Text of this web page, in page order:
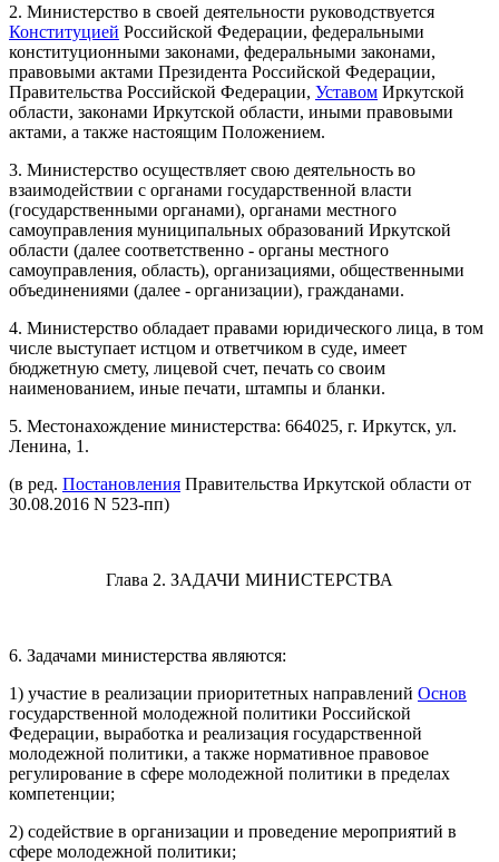
2. Министерство в своей деятельности руководствуется
Конституцией Российской Федерации, федеральными
конституционными законами, федеральными законами,
правовыми актами Президента Российской Федерации,
Правительства Российской Федерации, Уставом Иркутской
области, законами Иркутской области, иными правовыми
актами, а также настоящим Положением.
3. Министерство осуществляет свою деятельность во
взаимодействии с органами государственной власти
(государственными органами), органами местного
самоуправления муниципальных образований Иркутской
области (далее соответственно - органы местного
самоуправления, область), организациями, общественными
объединениями (далее - организации), гражданами.
4. Министерство обладает правами юридического лица, в том
числе выступает истцом и ответчиком в суде, имеет
бюджетную смету, лицевой счет, печать со своим
наименованием, иные печати, штампы и бланки.
5. Местонахождение министерства: 664025, г. Иркутск, ул.
Ленина, 1.
(в ред. Постановления Правительства Иркутской области от
30.08.2016 N 523-пп)
Глава 2. ЗАДАЧИ МИНИСТЕРСТВА
6. Задачами министерства являются:
1) участие в реализации приоритетных направлений Основ
государственной молодежной политики Российской
Федерации, выработка и реализация государственной
молодежной политики, а также нормативное правовое
регулирование в сфере молодежной политики в пределах
компетенции;
2) содействие в организации и проведение мероприятий в
сфере молодежной политики;